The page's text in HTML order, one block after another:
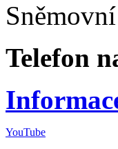
Telefon
YouTube